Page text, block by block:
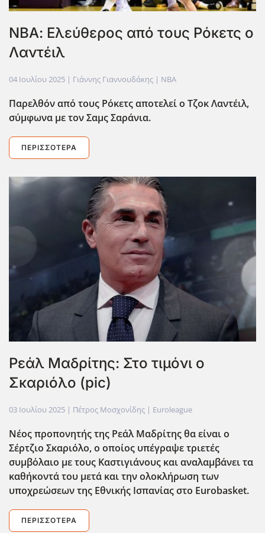
ΝΒΑ: Ελεύθερος από τους Ρόκετς ο
Λαντέιλ
04 Ιουλίου 2025 | Γιάννης Γιαννουδάκης | NBA
Παρελθόν από τους Ρόκετς αποτελεί ο Τζοκ Λαντέιλ,
σύμφωνα με τον Σαμς Σαράνια.
ΠΕΡΙΣΣΌΤΕΡΑ
Ρεάλ Μαδρίτης: Στο τιμόνι ο
Σκαριόλο (pic)
03 Ιουλίου 2025 | Πέτρος Μοσχονίδης | Euroleague
Νέος προπονητής της Ρεάλ Μαδρίτης θα είναι ο
Σέρτζιο Σκαριόλο, ο οποίος υπέγραψε τριετές
συμβ΄ολαιο με τους Καστιγιάνους και αναλαμβάνει τα
καθήκοντά του μετά και την ολοκλήρωση των
υποχρεώσεων της Εθνικής Ισπανίας στο Eurobasket.
ΠΕΡΙΣΣΌΤΕΡΑ